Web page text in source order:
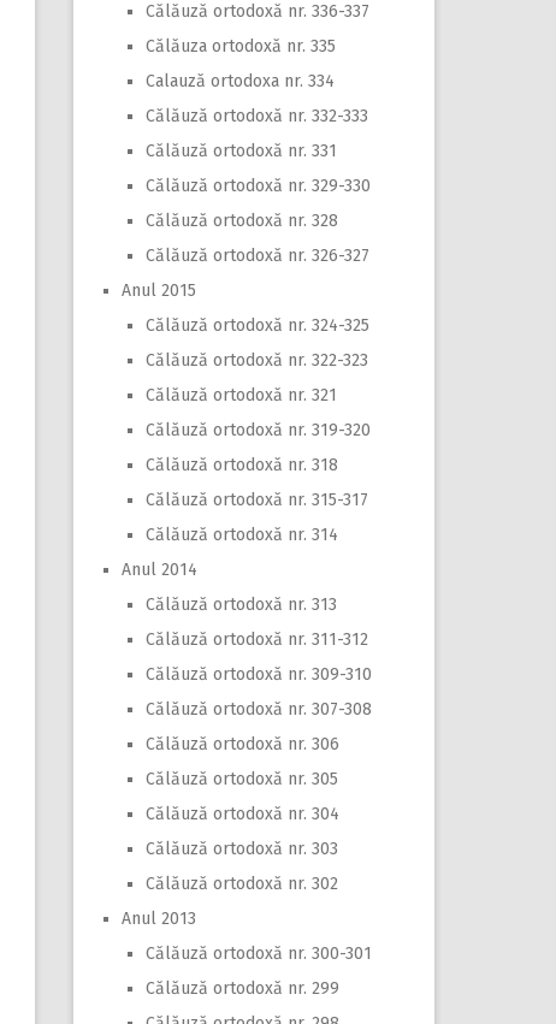
Călăuză ortodoxă nr. 336-337
Călăuza ortodoxă nr. 335
Calauză ortodoxa nr. 334
Călăuză ortodoxă nr. 332-333
Călăuză ortodoxă nr. 331
Călăuză ortodoxă nr. 329-330
Călăuză ortodoxă nr. 328
Călăuză ortodoxă nr. 326-327
Anul 2015
Călăuză ortodoxă nr. 324-325
Călăuză ortodoxă nr. 322-323
Călăuză ortodoxă nr. 321
Călăuză ortodoxă nr. 319-320
Călăuză ortodoxă nr. 318
Călăuză ortodoxă nr. 315-317
Călăuză ortodoxă nr. 314
Anul 2014
Călăuză ortodoxă nr. 313
Călăuză ortodoxă nr. 311-312
Călăuză ortodoxă nr. 309-310
Călăuză ortodoxă nr. 307-308
Călăuză ortodoxă nr. 306
Călăuză ortodoxă nr. 305
Călăuză ortodoxă nr. 304
Călăuză ortodoxă nr. 303
Călăuză ortodoxă nr. 302
Anul 2013
Călăuză ortodoxă nr. 300-301
Călăuză ortodoxă nr. 299